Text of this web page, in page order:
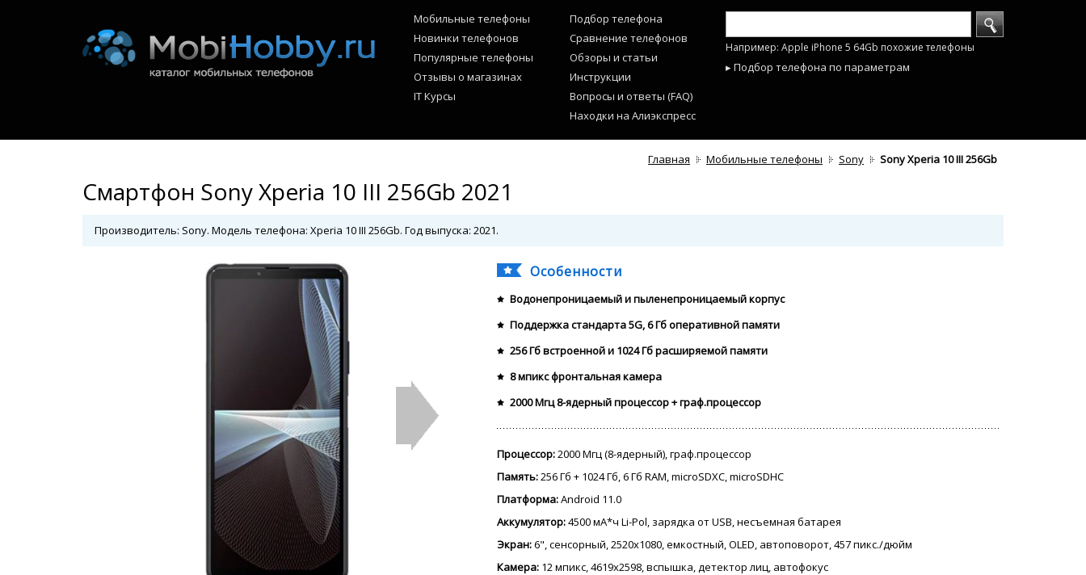
Мобильные телефоны
Новинки телефонов
Популярные телефоны
Отзывы о магазинах
IT Курсы
Подбор телефона
Сравнение телефонов
Обзоры и статьи
Инструкции
Вопросы и ответы (FAQ)
Находки на Алиэкспресс
Например: Apple iPhone 5 64Gb похожие телефоны
▸ Подбор телефона по параметрам
Главная Мобильные телефоны Sony Sony Xperia 10 III 256Gb
Смартфон Sony Xperia 10 III 256Gb 2021
Производитель: Sony. Модель телефона: Xperia 10 III 256Gb. Год выпуска: 2021.
Особенности
Водонепроницаемый и пыленепроницаемый корпус
Поддержка стандарта 5G, 6 Гб оперативной памяти
256 Гб встроенной и 1024 Гб расширяемой памяти
8 мпикс фронтальная камера
2000 Мгц 8-ядерный процессор + граф.процессор
Процессор:2000 Мгц (8-ядерный), граф.процессор
Память:256 Гб + 1024 Гб, 6 Гб RAM, microSDXC, microSDHC
Платформа:Android 11.0
Аккумулятор:4500 мА*ч Li-Pol, зарядка от USB, несъемная батарея
Экран:6", сенсорный, 2520x1080, емкостный, OLED, автоповорот, 457 пикс./дюйм
Камера: 12 мпикс, 4619x2598, вспышка, детектор лиц, автофокус